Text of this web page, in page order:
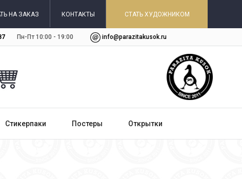
НА ЗАКАЗ КОНТАКТЫ СТАТЬ ХУДОЖНИКОМ
Пн-Пт 10:00 - 19:00 info@parazitakusok.ru
Стикерпаки Постеры Открытки